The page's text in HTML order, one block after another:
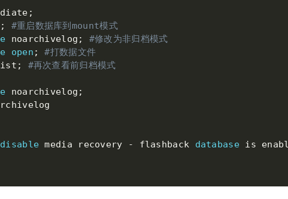
;
;
#重启数据库到mount模式
noarchivelog ;
#修改为非归档模式
open ;
#打数据文件
; #再次查看前归档模式
noarchivelog ;
disable media recovery - flashback database is